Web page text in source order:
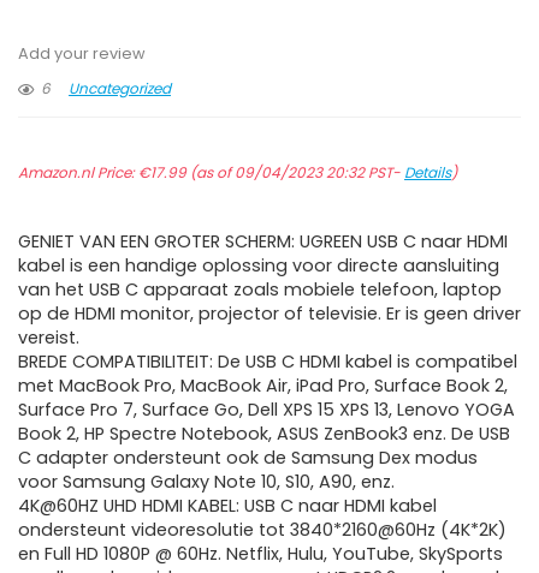
Add your review
6
Uncategorized
Amazon.nl Price:€17.99(as of 09/04/2023 20:32 PST- Details)
GENIET VAN EEN GROTER SCHERM: UGREEN USB C naar HDMI
kabel is een handige oplossing voor directe aansluiting
van het USB C apparaat zoals mobiele telefoon, laptop
op de HDMI monitor, projector of televisie. Er is geen driver
vereist.
BREDE COMPATIBILITEIT: De USB C HDMI kabel is compatibel
met MacBook Pro, MacBook Air, iPad Pro, Surface Book 2,
Surface Pro 7, Surface Go, Dell XPS 15 XPS 13, Lenovo YOGA
Book 2, HP Spectre Notebook, ASUS ZenBook3 enz. De USB
C adapter ondersteunt ook de Samsung Dex modus
voor Samsung Galaxy Note 10, S10, A90, enz.
4K@60HZ UHD HDMI KABEL: USB C naar HDMI kabel
ondersteunt videoresolutie tot 3840*2160@60Hz (4K*2K)
en Full HD 1080P @ 60Hz. Netflix, Hulu, YouTube, SkySports